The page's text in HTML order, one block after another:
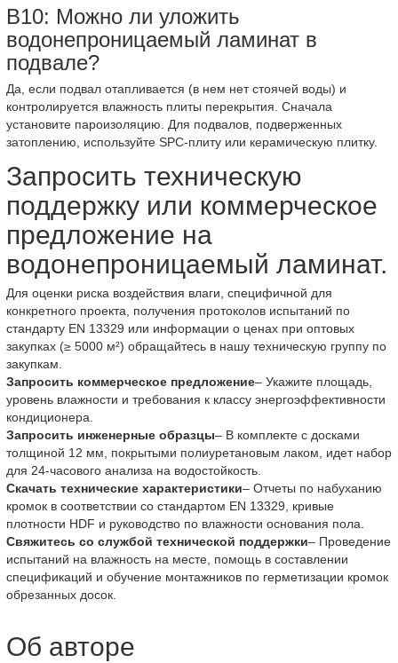
В10: Можно ли уложить
водонепроницаемый ламинат в
подвале?
Да, если подвал отапливается (в нем нет стоячей воды) и
контролируется влажность плиты перекрытия. Сначала
установите пароизоляцию. Для подвалов, подверженных
затоплению, используйте SPC-плиту или керамическую плитку.
Запросить техническую
поддержку или коммерческое
предложение на
водонепроницаемый ламинат.
Для оценки риска воздействия влаги, специфичной для
конкретного проекта, получения протоколов испытаний по
стандарту EN 13329 или информации о ценах при оптовых
закупках (≥ 5000 м²) обращайтесь в нашу техническую группу по
закупкам.
Запросить коммерческое предложение– Укажите площадь,
уровень влажности и требования к классу энергоэффективности
кондиционера.
Запросить инженерные образцы– В комплекте с досками
толщиной 12 мм, покрытыми полиуретановым лаком, идет набор
для 24-часового анализа на водостойкость.
Скачать технические характеристики– Отчеты по набуханию
кромок в соответствии со стандартом EN 13329, кривые
плотности HDF и руководство по влажности основания пола.
Свяжитесь со службой технической поддержки– Проведение
испытаний на влажность на месте, помощь в составлении
спецификаций и обучение монтажников по герметизации кромок
обрезанных досок.
Об авторе